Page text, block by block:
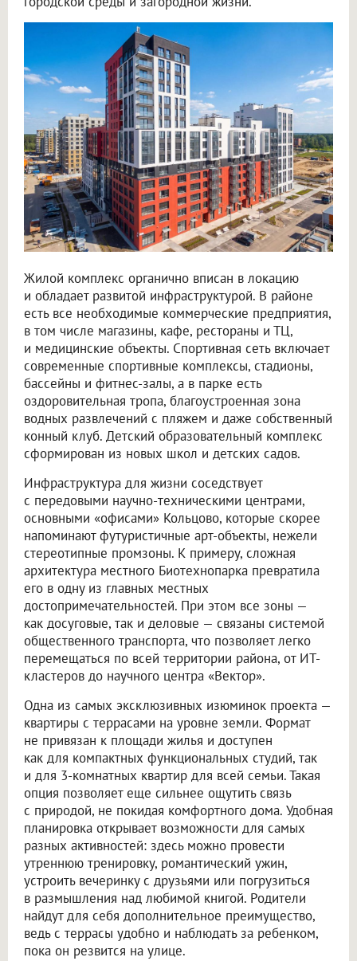
Жилой комплекс органично вписан в локацию
и обладает развитой инфраструктурой. В районе
есть все необходимые коммерческие предприятия,
в том числе магазины, кафе, рестораны и ТЦ,
и медицинские объекты. Спортивная сеть включает
современные спортивные комплексы, стадионы,
бассейны и фитнес-залы, а в парке есть
оздоровительная тропа, благоустроенная зона
водных развлечений с пляжем и даже собственный
конный клуб. Детский образовательный комплекс
сформирован из новых школ и детских садов.
Инфраструктура для жизни соседствует
с передовыми научно-техническими центрами,
основными «офисами» Кольцово, которые скорее
напоминают футуристичные арт-объекты, нежели
стереотипные промзоны. К примеру, сложная
архитектура местного Биотехнопарка превратила
его в одну из главных местных
достопримечательностей. При этом все зоны —
как досуговые, так и деловые — связаны системой
общественного транспорта, что позволяет легко
перемещаться по всей территории района, от ИТ-
кластеров до научного центра «Вектор».
Одна из самых эксклюзивных изюминок проекта —
квартиры с террасами на уровне земли. Формат
не привязан к площади жилья и доступен
как для компактных функциональных студий, так
и для 3-комнатных квартир для всей семьи. Такая
опция позволяет еще сильнее ощутить связь
с природой, не покидая комфортного дома. Удобная
планировка открывает возможности для самых
разных активностей: здесь можно провести
утреннюю тренировку, романтический ужин,
устроить вечеринку с друзьями или погрузиться
в размышления над любимой книгой. Родители
найдут для себя дополнительное преимущество,
ведь с террасы удобно и наблюдать за ребенком,
пока он резвится на улице.